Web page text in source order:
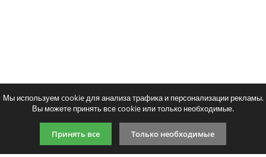
Введите код, указанный на картинке:
Мы используем cookie для анализа трафика и персонализации рекламы.
Вы можете принять все cookie или только необходимые.
Принять все Только необходимые